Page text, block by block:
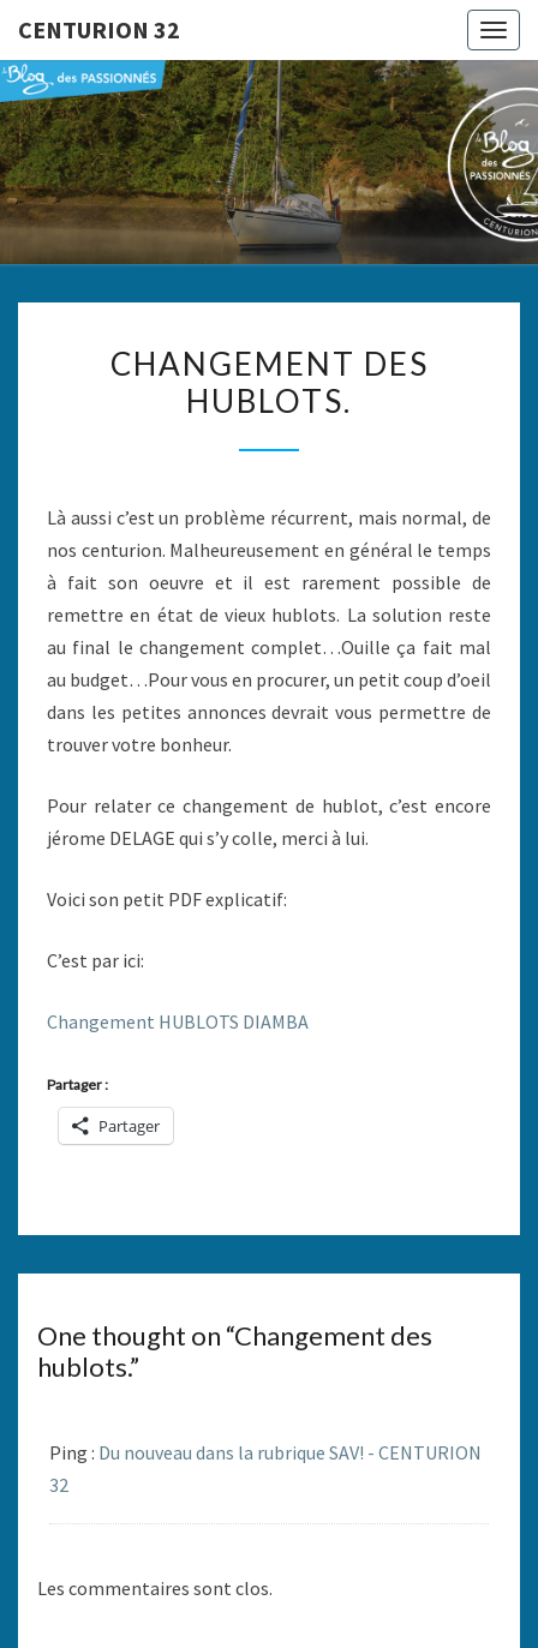
CENTURION 32
32
Le Blog
Des
Passionnés
DES
HUBLOTS.
CHANGEMENT DES
HUBLOTS.
Là aussi c’est un problème récurrent, mais normal, de
nos centurion. Malheureusement en général le temps
à fait son oeuvre et il est rarement possible de
remettre en état de vieux hublots. La solution reste
au final le changement complet…Ouille ça fait mal
au budget…Pour vous en procurer, un petit coup d’oeil
dans les petites annonces devrait vous permettre de
trouver votre bonheur.
Pour relater ce changement de hublot, c’est encore
jérome DELAGE qui s’y colle, merci à lui.
Voici son petit PDF explicatif:
C’est par ici:
Changement HUBLOTS DIAMBA
Partager :
Partager
One thought on “Changement des
hublots.”
Ping : Du nouveau dans la rubrique SAV! - CENTURION
32
Les commentaires sont clos.